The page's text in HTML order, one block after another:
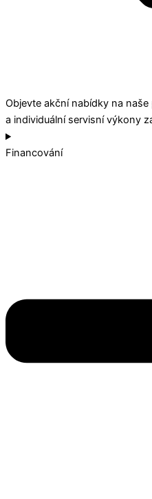
Objevte akční nabídky na
a individuální servisní výkony
Financování